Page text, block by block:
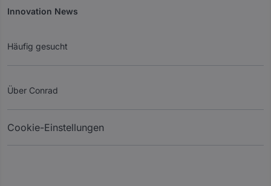
Innovation News
Häufig gesucht
Über Conrad
Cookie-Einstellungen